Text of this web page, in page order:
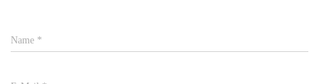
Name *